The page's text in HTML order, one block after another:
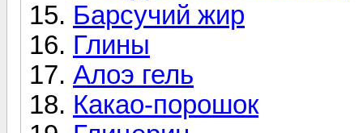
Барсучий жир
Глины
Алоэ гель
Какао-порошок